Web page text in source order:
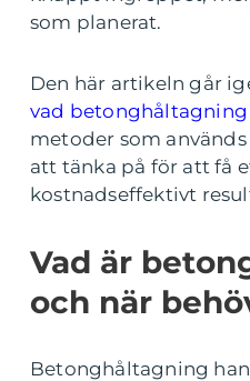
som planerat.
Den här artikeln går
vad
metoder som
att tänka på för att få
kostnadseffektivt
Vad är
och när
Betonghåltagning